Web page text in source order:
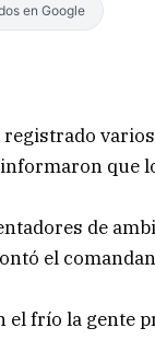
en Google
de
el
frío la gente